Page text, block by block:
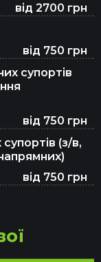
від 2700 грн
від 750 грн
супортів
від 750 грн
(з/в,
від 750 грн